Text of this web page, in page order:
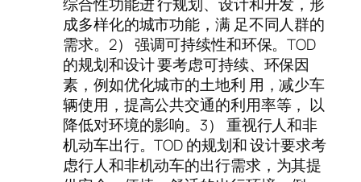
综合性功能进 行规划、设计和开发，形
成多样化的城市功能，满 足不同人群的
需求。2） 强调可持续性和环保。TOD
的规划和设计 要考虑可持续、环保因
素，例如优化城市的土地利 用，减少车
辆使用，提高公共交通的利用率等， 以
降低对环境的影响。3） 重视行人和非
机动车出行。TOD 的规划和 设计要求考
虑行人和非机动车的出行需求，为其提